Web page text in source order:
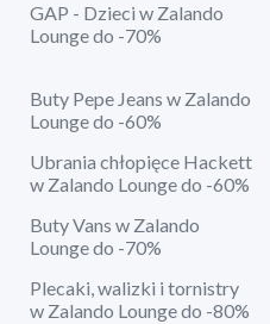
GAP - Dzieci w Zalando
Lounge do -70%
Buty Pepe Jeans w Zalando
Lounge do -60%
Ubrania chłopięce Hackett
w Zalando Lounge do -60%
Buty Vans w Zalando
Lounge do -70%
Plecaki, walizki i tornistry
w Zalando Lounge do -80%